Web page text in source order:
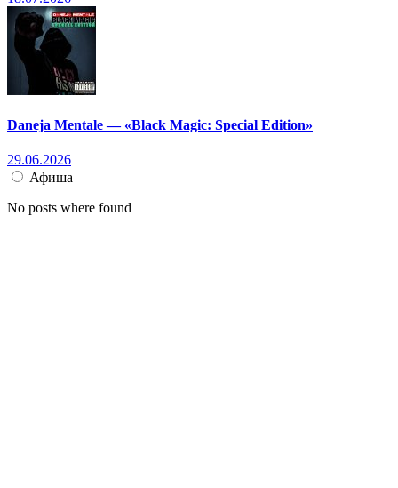
Daneja Mentale — «Black Magic: Special Edition»
29.06.2026
Афиша
No posts where found